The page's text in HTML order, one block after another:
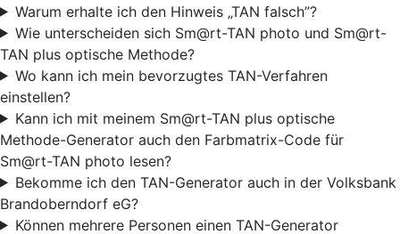
Warum erhalte ich den Hinweis „TAN falsch”?
Wie unterscheiden sich Sm@rt-TAN photo und Sm@rt-
TAN plus optische Methode?
Wo kann ich mein bevorzugtes TAN-Verfahren
einstellen?
Kann ich mit meinem Sm@rt-TAN plus optische
Methode-Generator auch den Farbmatrix-Code für
Sm@rt-TAN photo lesen?
Bekomme ich den TAN-Generator auch in der Volksbank
Brandoberndorf eG?
Können mehrere Personen einen TAN-Generator